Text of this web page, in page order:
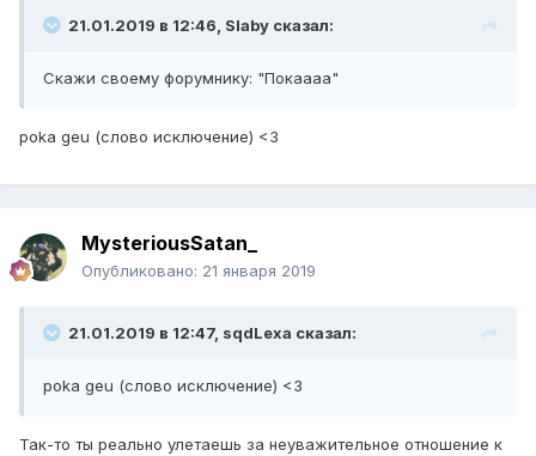
21.01.2019 в 12:46, Slaby сказал:
Скажи своему форумнику: "Покаааа"
poka geu (слово исключение) <3
MysteriousSatan_
Опубликовано: 21 января 2019
21.01.2019 в 12:47, sqdLexa сказал:
poka geu (слово исключение) <3
Так-то ты реально улетаешь за неуважительное отношение к